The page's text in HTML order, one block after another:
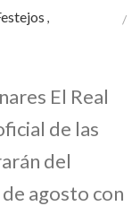
,
El Real
de las
del
agosto con